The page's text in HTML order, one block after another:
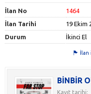
İlan No
1464
İlan Tarihi
19 Ekim
Durum
İkinci El
İlan
BİNBİR
Kayıt tarihi: